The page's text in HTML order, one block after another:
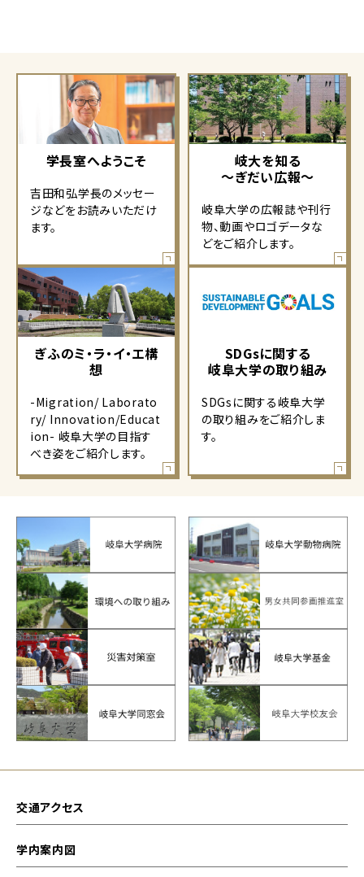
学長室へようこそ
吉田和弘学長のメッセー
ジなどをお読みいただけ
ます。
岐大を知る
～ぎだい広報～
岐阜大学の広報誌や刊行
物、動画やロゴデータな
どをご紹介します。
ぎふのミ・ラ・イ・エ構
想
-Migration/ Laborato
ry/ Innovation/Educat
ion- 岐阜大学の目指す
べき姿をご紹介します。
SDGsに関する
岐阜大学の取り組み
SDGsに関する岐阜大学
の取り組みをご紹介しま
す。
交通アクセス
学内案内図